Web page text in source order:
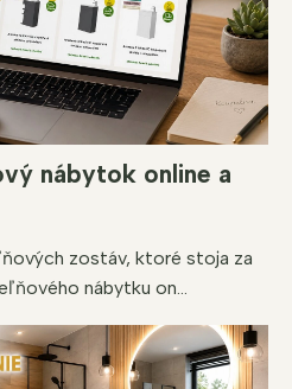
nábytok online a
zostáv, ktoré stoja za
nábytku on...